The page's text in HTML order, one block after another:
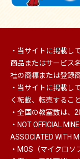
・当サイトに掲載し
商品またはサービス
社の商標または登録
・当サイトに掲載し
く転載、転売するこ
・全国の教室数は、
・NOT OFFICIAL
ASSOCIATED WITH
・MOS（マイクロソ